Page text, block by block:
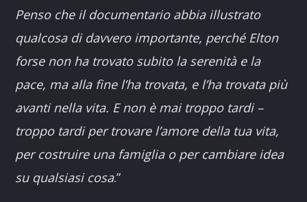
Penso che il documentario abbia illustrato
qualcosa di davvero importante, perché Elton
forse non ha trovato subito la serenità e la
pace, ma alla fine l’ha trovata, e l’ha trovata più
avanti nella vita. E non è mai troppo tardi –
troppo tardi per trovare l’amore della tua vita,
per costruire una famiglia o per cambiare idea
su qualsiasi cosa.”